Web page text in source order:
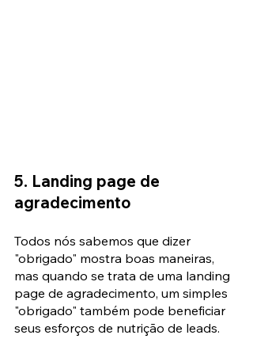
5. Landing page de
agradecimento
Todos nós sabemos que dizer
"obrigado" mostra boas maneiras,
mas quando se trata de uma landing
page de agradecimento, um simples
"obrigado" também pode beneficiar
seus esforços de nutrição de leads.